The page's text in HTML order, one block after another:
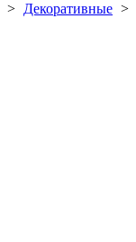
> Декоративные >